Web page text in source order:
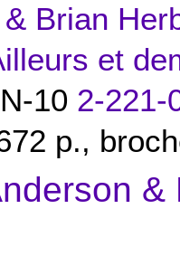
Brian
et
10 2-221-
p.,
&